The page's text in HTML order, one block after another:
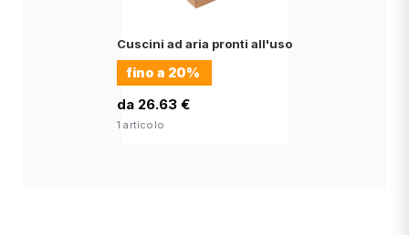
Cuscini ad aria pronti all'uso
fino a 20%
da 26.63 €
1 articolo